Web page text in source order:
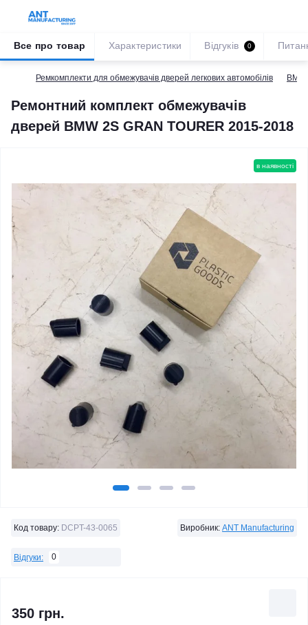
Ремкомплекти для обмежувачів дверей легкових автомобілів BMW
Ремонтний комплект обмежувачів
дверей BMW 2S GRAN TOURER 2015-2018
Все про товар Характеристики Відгуків 0
в наявності
Код товару: DCPT-43-0065 Виробник: ANT Manufacturing
Відгуки: 0
350 грн.